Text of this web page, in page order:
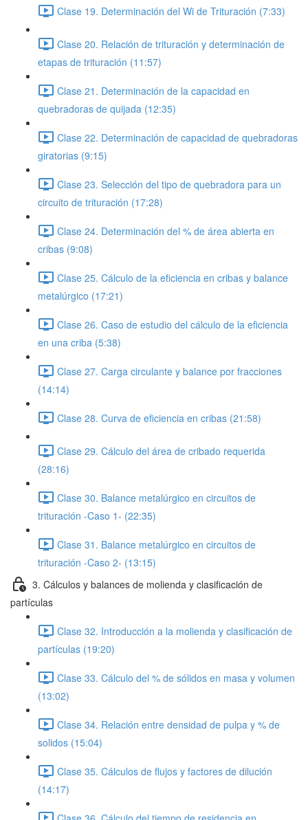
Clase 19. Determinación del Wi de Trituración (7:33)
Clase 20. Relación de trituración y determinación de
etapas de trituración (11:57)
Clase 21. Determinación de la capacidad en
quebradoras de quijada (12:35)
Clase 22. Determinación de capacidad de quebradoras
giratorias (9:15)
Clase 23. Selección del tipo de quebradora para un
circuito de trituración (17:28)
Clase 24. Determinación del % de área abierta en
cribas (9:08)
Clase 25. Cálculo de la eficiencia en cribas y balance
metalúrgico (17:21)
Clase 26. Caso de estudio del cálculo de la eficiencia
en una criba (5:38)
Clase 27. Carga circulante y balance por fracciones
(14:14)
Clase 28. Curva de eficiencia en cribas (21:58)
Clase 29. Cálculo del área de cribado requerida
(28:16)
Clase 30. Balance metalúrgico en circuitos de
trituración -Caso 1- (22:35)
Clase 31. Balance metalúrgico en circuitos de
trituración -Caso 2- (13:15)
3. Cálculos y balances de molienda y clasificación de
partículas
Clase 32. Introducción a la molienda y clasificación de
partículas (19:20)
Clase 33. Cálculo del % de sólidos en masa y volumen
(13:02)
Clase 34. Relación entre densidad de pulpa y % de
solidos (15:04)
Clase 35. Cálculos de flujos y factores de dilución
(14:17)